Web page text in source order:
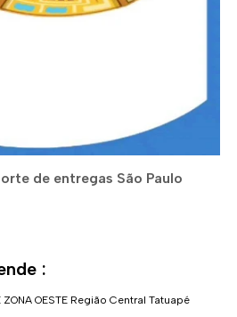
de entregas São Paulo
:
ZONA OESTE Região Central Tatuapé